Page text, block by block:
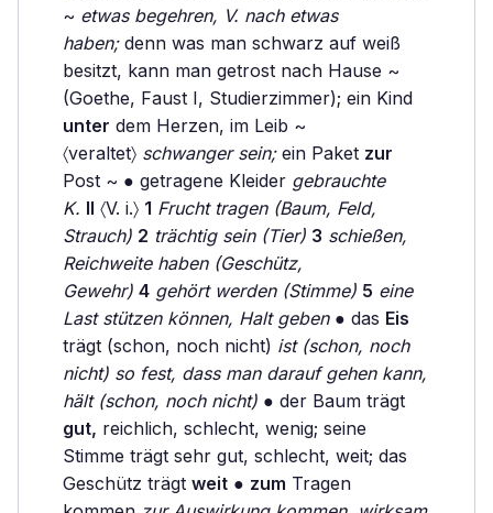
~ etwas begehren, V. nach etwas
haben;denn was man schwarz auf weiß
besitzt, kann man getrost nach Hause ~
(Goethe, Faust I, Studierzimmer); ein Kind
unter dem Herzen, im Leib ~
〈veraltet〉 schwanger sein;ein Paket zur
Post ~ ● getragene Kleider gebrauchte
K. II 〈V. i.〉 1 Frucht tragen (Baum, Feld,
Strauch) 2 trächtig sein (Tier) 3 schießen,
Reichweite haben (Geschütz,
Gewehr) 4 gehört werden (Stimme) 5 eine
Last stützen können, Halt geben● das Eis
trägt (schon, noch nicht) ist (schon, noch
nicht) so fest, dass man darauf gehen kann,
hält (schon, noch nicht) ● der Baum trägt
gut, reichlich, schlecht, wenig; seine
Stimme trägt sehr gut, schlecht, weit; das
Geschütz trägt weit ● zum Tragen